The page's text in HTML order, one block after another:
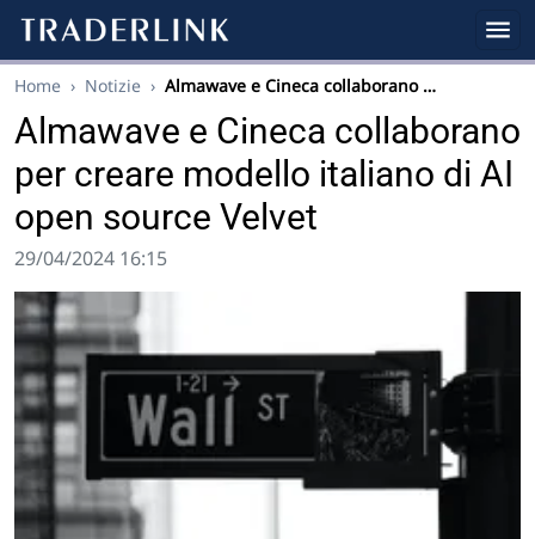
Home › Notizie › Almawave e Cineca collaborano …
Almawave e Cineca collaborano
per creare modello italiano di AI
open source Velvet
29/04/2024 16:15